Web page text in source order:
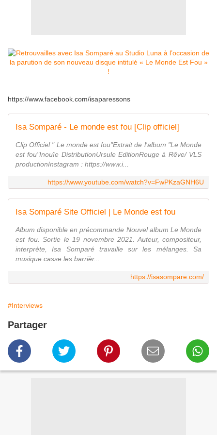
https://www.facebook.com/isaparessons
Isa Somparé - Le monde est fou [Clip officiel]
Clip Officiel " Le monde est fou"Extrait de l'album "Le Monde
est fou"Inouïe DistributionUrsule EditionRouge à Rêve/ VLS
productionInstagram : https://www.i...
https://www.youtube.com/watch?v=FwPKzaGNH6U
Isa Somparé Site Officiel | Le Monde est fou
Album disponible en précommande Nouvel album Le Monde
est fou. Sortie le 19 novembre 2021. Auteur, compositeur,
interprète, Isa Somparé travaille sur les mélanges. Sa
musique casse les barrièr...
https://isasompare.com/
#Interviews
Partager